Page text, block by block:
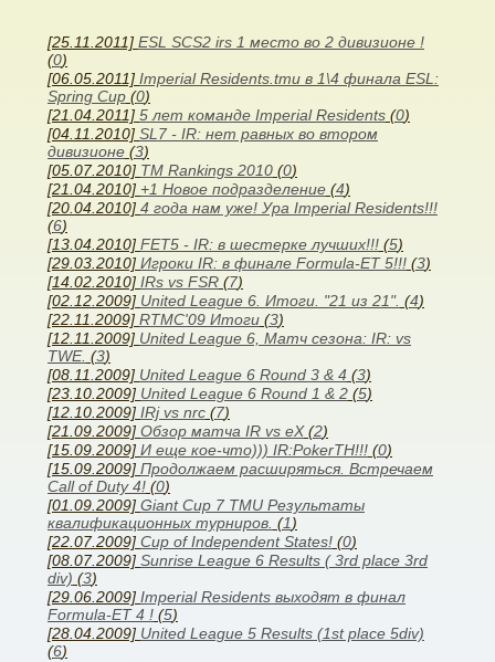
[25.11.2011] ESL SCS2 irs 1 место во 2 дивизионе !
(0)
[06.05.2011] Imperial Residents.tmu в 1\4 финала ESL:
Spring Cup (0)
[21.04.2011] 5 лет команде Imperial Residents (0)
[04.11.2010] SL7 - IR: нет равных во втором
дивизионе (3)
[05.07.2010] TM Rankings 2010 (0)
[21.04.2010] +1 Новое подразделение (4)
[20.04.2010] 4 года нам уже! Ура Imperial Residents!!!
(6)
[13.04.2010] FET5 - IR: в шестерке лучших!!! (5)
[29.03.2010] Игроки IR: в финале Formula-ET 5!!! (3)
[14.02.2010] IRs vs FSR (7)
[02.12.2009] United League 6. Итоги. "21 из 21". (4)
[22.11.2009] RTMC'09 Итоги (3)
[12.11.2009] United League 6, Матч сезона: IR: vs
TWE. (3)
[08.11.2009] United League 6 Round 3 & 4 (3)
[23.10.2009] United League 6 Round 1 & 2 (5)
[12.10.2009] IRj vs nrc (7)
[21.09.2009] Обзор матча IR vs eX(2)
[15.09.2009] И еще кое-что))) IR:PokerTH!!! (0)
[15.09.2009] Продолжаем расширяться. Встречаем
Call of Duty 4! (0)
[01.09.2009] Giant Cup 7 TMU Результаты
квалификационных турниров. (1)
[22.07.2009] Cup of Independent States! (0)
[08.07.2009] Sunrise League 6 Results ( 3rd place 3rd
div) (3)
[29.06.2009] Imperial Residents выходят в финал
Formula-ET 4 ! (5)
[28.04.2009] United League 5 Results (1st place 5div)
(6)